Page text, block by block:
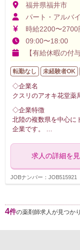
福井県福井市
パート・アルバ
時給2200〜2700
09:00〜18:00
【有給休暇の付
転勤なし 未経験者OK
◇企業名
クスリのアオキ花堂薬
◇企業特徴
北陸の複数県を中心に
企業です。
求人の詳細を
JOBナンバー：JOB515921
4件の薬剤師求人が見つか